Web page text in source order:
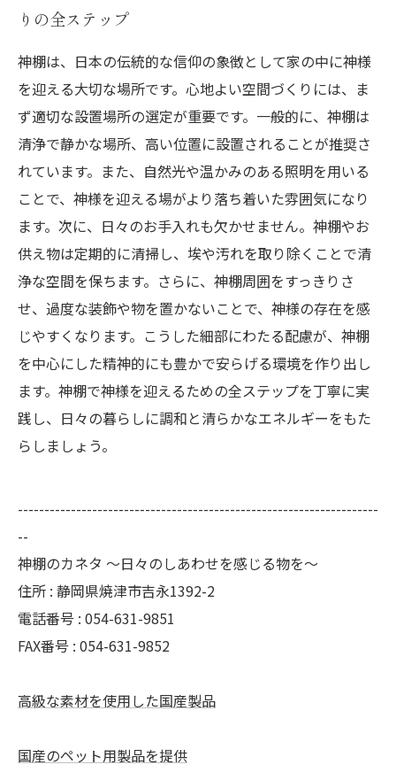
りの全ステップ
神棚は、日本の伝統的な信仰の象徴として家の中に神様
を迎える大切な場所です。心地よい空間づくりには、ま
ず適切な設置場所の選定が重要です。一般的に、神棚は
清浄で静かな場所、高い位置に設置されることが推奨さ
れています。また、自然光や温かみのある照明を用いる
ことで、神様を迎える場がより落ち着いた雰囲気になり
ます。次に、日々のお手入れも欠かせません。神棚やお
供え物は定期的に清掃し、埃や汚れを取り除くことで清
浄な空間を保ちます。さらに、神棚周囲をすっきりさ
せ、過度な装飾や物を置かないことで、神様の存在を感
じやすくなります。こうした細部にわたる配慮が、神棚
を中心にした精神的にも豊かで安らげる環境を作り出し
ます。神棚で神様を迎えるための全ステップを丁寧に実
践し、日々の暮らしに調和と清らかなエネルギーをもた
らしましょう。
--------------------------------------------------------------------
--
神棚のカネタ ～日々のしあわせを感じる物を～
住所 : 静岡県焼津市吉永1392-2
電話番号 : 054-631-9851
FAX番号 : 054-631-9852
高級な素材を使用した国産製品
国産のペット用製品を提供